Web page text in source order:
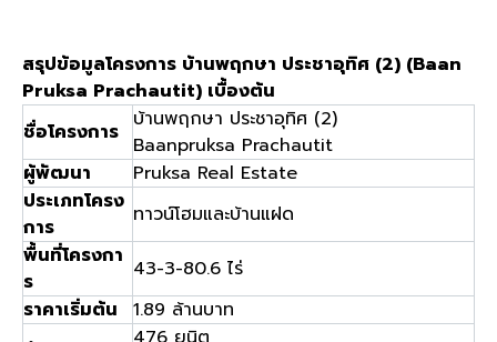
สรุปข้อมูลโครงการ บ้านพฤกษา ประชาอุทิศ (2) (Baan
Pruksa Prachautit) เบื้องต้น
ชื่อโครงการ บ้านพฤกษา ประชาอุทิศ (2)
Baanpruksa Prachautit
ผู้พัฒนา
Pruksa Real Estate
ประเภทโครง
การ
ทาวน์โฮมและบ้านแฝด
พื้นที่โครงกา
ร
43-3-80.6 ไร่
ราคาเริ่มต้น
1.89 ล้านบาท